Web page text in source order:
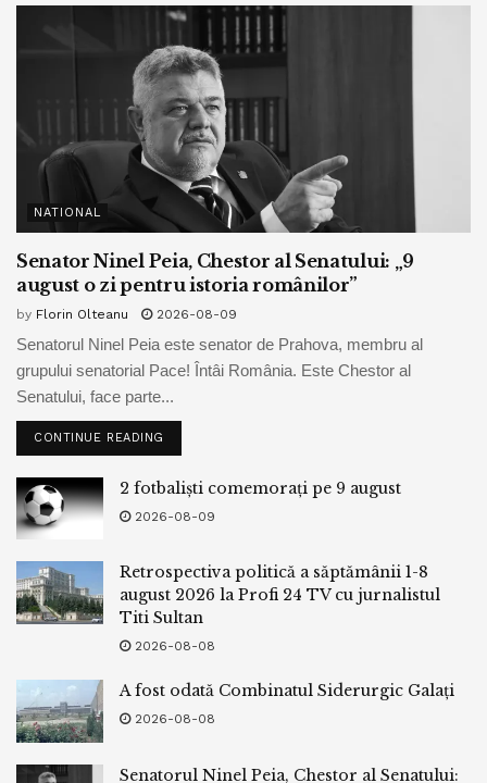
NATIONAL
Senator Ninel Peia, Chestor al Senatului: „9
august o zi pentru istoria românilor”
by Florin Olteanu 2026-08-09
Senatorul Ninel Peia este senator de Prahova, membru al
grupului senatorial Pace! Întâi România. Este Chestor al
Senatului, face parte...
CONTINUE READING
2 fotbaliști comemorați pe 9 august
2026-08-09
Retrospectiva politică a săptămânii 1-8
august 2026 la Profi 24 TV cu jurnalistul
Titi Sultan
2026-08-08
A fost odată Combinatul Siderurgic Galați
2026-08-08
Senatorul Ninel Peia, Chestor al Senatului: